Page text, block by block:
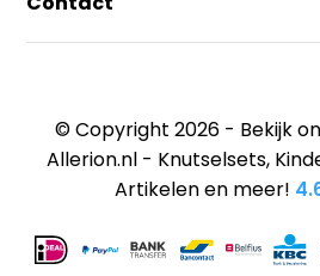
© Copyright 2026 - Bekijk
Allerion.nl - Knutselsets,
Artikelen en meer!